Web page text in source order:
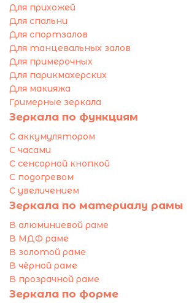
Для прихожей
Для спальни
Для спортзалов
Для танцевальных залов
Для примерочных
Для парикмахерских
Для макияжа
Гримерные зеркала
Зеркала по функциям
С аккумулятором
С часами
С сенсорной кнопкой
С подогревом
С увеличением
Зеркала по материалу рамы
В алюминиевой раме
В МДФ раме
В золотой раме
В чёрной раме
В прозрачной раме
Зеркала по форме